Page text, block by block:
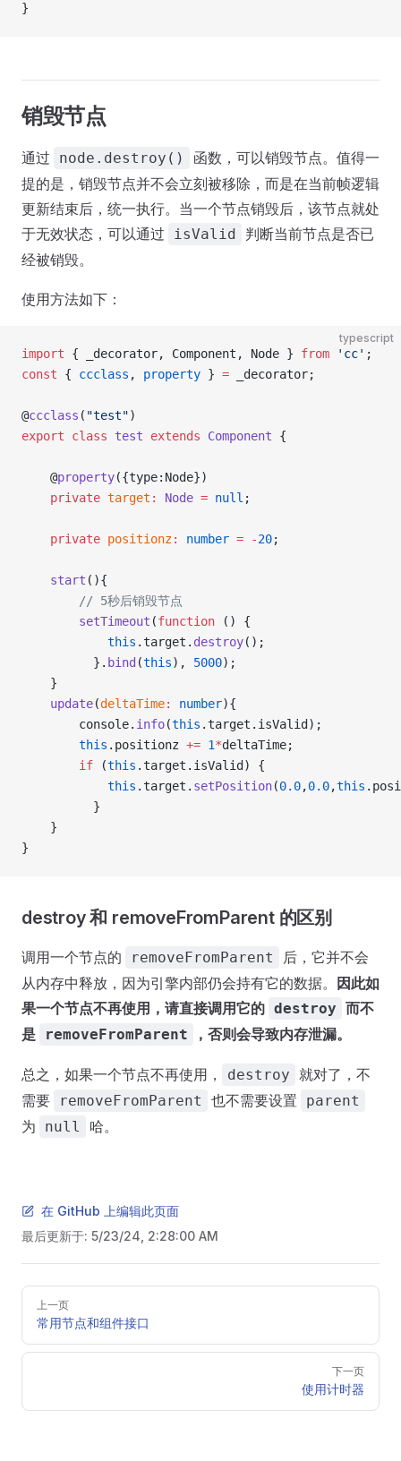
}
销毁节点
通过 node.destroy()
函数，可以销毁节点。值得一
提的是，销毁节点并不会立刻被移除，而是在当前帧逻辑
更新结束后，统一执行。当一个节点销毁后，该节点就处
于无效状态，可以通过
isValid
判断当前节点是否已
经被销毁。
使用方法如下：
typescript
import { _decorator, Component, Node } from 'cc' ;
const { ccclass , property } = _decorator;
@ccclass ( "test")
export class test extends Component {
    @
property({type:Node})
    private
target : Node = null ;
    private
positionz: number = -20;
    start
(){
        // 5秒后销毁节点
        setTimeout
(function () {
            this
.target. destroy();
          }.
bind (this), 5000);
    }
    update
(deltaTime: number){
        console.
info(this .target.isValid);
        this
.positionz += 1*deltaTime;
        if
(this .target.isValid) {
            this
.target. setPosition(0.0,0.0,this
          }
    }
}
destroy 和 removeFromParent 的区别
调用一个节点的 removeFromParent
后，它并不会
从内存中释放，因为引擎内部仍会持有它的数据。
因此如
果一个节点不再使用，请直接调用它的 destroy 而不
是
removeFromParent ，否则会导致内存泄漏。
总之，如果一个节点不再使用， destroy 就对了，不
需要
removeFromParent 也不需要设置 parent
为 null 哈。
在 GitHub 上编辑此页面
最后更新于: 5/23/24, 2:28:00 AM
Pager
上一页
常用节点和组件接口
下一页
使用计时器